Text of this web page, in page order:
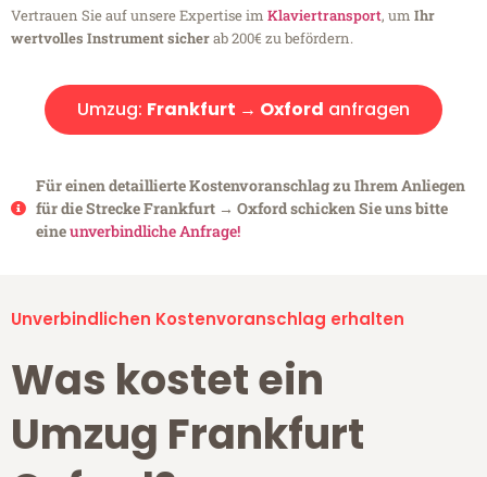
Vertrauen Sie auf unsere Expertise im Klaviertransport, um Ihr
wertvolles Instrument sicherab 200€ zu befördern.
Umzug: Frankfurt → Oxford anfragen
Für einen detaillierte Kostenvoranschlag zu Ihrem Anliegen
für die Strecke Frankfurt → Oxford schicken Sie uns bitte
eineunverbindliche Anfrage!
Unverbindlichen Kostenvoranschlag erhalten
Was kostet ein
Umzug Frankfurt